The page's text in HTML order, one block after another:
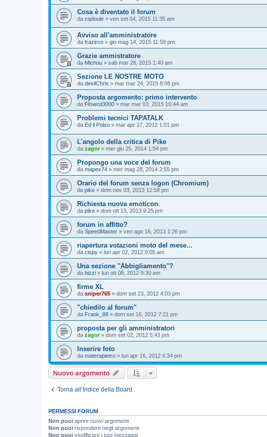
Cosa è diventato il forum
da cqdoule » ven set 04, 2015 11:35 am
Avviso all'amministratore
da frazirco » gio mag 14, 2015 11:59 pm
Grazie ammistratore
da Michou » sab mar 28, 2015 1:40 am
Sezione LE NOSTRE MOTO
da devilChris » mar mar 24, 2015 8:08 pm
Proposta argomento: primo intervento
da Flowcd3000 » mar mar 03, 2015 10:44 am
Problemi tecnici TAPATALK
da Ed il Polso » mar apr 17, 2012 1:01 pm
L'angolo della critica di Pike
da zagor» mer giu 25, 2014 1:54 pm
Propongo una voce del forum
da mapex74 » mer mag 28, 2014 2:55 pm
Orario del forum senza logon (Chromium)
da pike » dom nov 03, 2013 12:58 pm
Richiesta nuova emoticon
da pike » dom ott 13, 2013 9:25 pm
forum in affitto?
da SpeedMaster » ven ago 16, 2013 1:26 pm
riapertura votazioni moto del mese...
da cispy » lun apr 02, 2012 9:05 am
Una sezione "Abbigliamento"?
da bizzi » lun ott 08, 2012 9:30 am
firme XL
da sniper765 » dom set 23, 2012 4:03 pm
"chiedilo al forum"
da Frank_88 » dom set 16, 2012 7:21 pm
proposta per gli amministratori
da zagor» dom set 02, 2012 5:43 pm
Inserire foto
da materapietro » lun apr 16, 2012 6:34 pm
Nuovo argomento
Torna all’Indice della Board
PERMESSI FORUM
Non puoi aprire nuovi argomenti
Non puoi rispondere negli argomenti
Non puoi modificare i tuoi messaggi